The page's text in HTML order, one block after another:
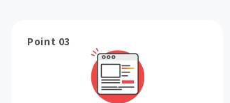
Point 03